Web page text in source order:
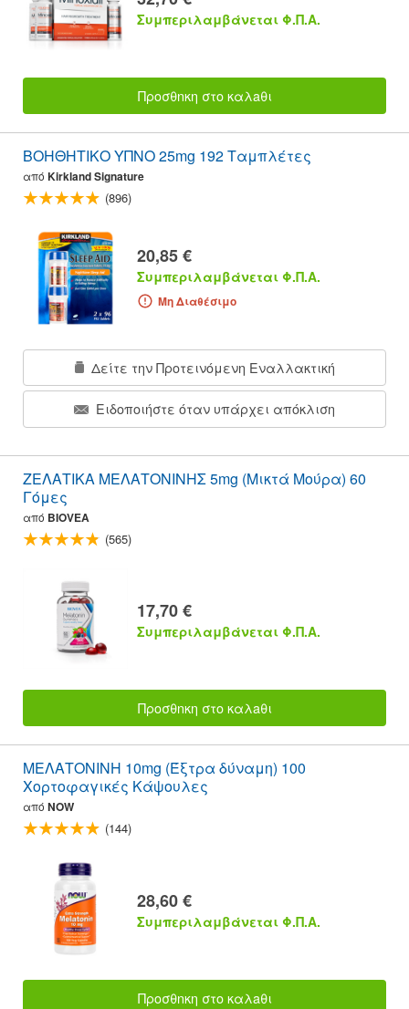
Συμπεριλαμβάνεται Φ.Π.Α.
Προσθnκη στο καλaθι
ΒΟΗΘΗΤΙΚΟ ΥΠΝΟ 25mg 192 Ταμπλέτες
από Kirkland Signature
(896)
20,85 €
Συμπεριλαμβάνεται Φ.Π.Α.
Μη Διαθέσιμο
Δείτε την Προτεινόμενη Εναλλακτική
Ειδοποιήστε όταν υπάρχει απόκλιση
ΖΕΛΑΤΙΚΑ ΜΕΛΑΤΟΝΙΝΗΣ 5mg (Μικτά Μούρα) 60
Γόμες
από BIOVEA
(565)
17,70 €
Συμπεριλαμβάνεται Φ.Π.Α.
Προσθnκη στο καλaθι
ΜΕΛΑΤΟΝΙΝΗ 10mg (Έξτρα δύναμη) 100
Χορτοφαγικές Κάψουλες
από NOW
(144)
28,60 €
Συμπεριλαμβάνεται Φ.Π.Α.
Προσθnκη στο καλaθι